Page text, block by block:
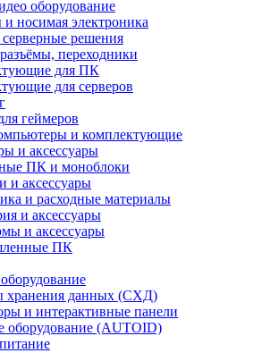
оборудование
носимая электроника
решения
переходники
для ПК
для серверов
геймеров
и комплектующие
и аксессуары
ПК и моноблоки
и аксессуары
и расходные материалы
и аксессуары
и аксессуары
ПК
хранения данных (СХД)
и интерактивные панели
оборудование (AUTOID)